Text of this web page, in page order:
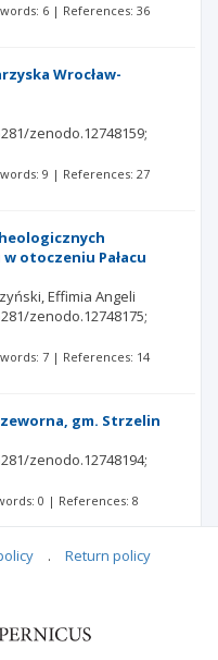
6 | References: 36
Wrocław-
zenodo.12748159;
9 | References: 27
otoczeniu Pałacu
Effimia Angeli
zenodo.12748175;
7 | References: 14
gm. Strzelin
zenodo.12748194;
0 | References: 8
. Return policy